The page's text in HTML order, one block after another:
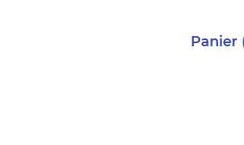
Panier